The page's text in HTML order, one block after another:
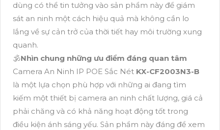
dùng có thể tin tưởng vào sản phẩm này để giám
sát an ninh một cách hiệu quả mà không cần lo
lắng về sự cản trở của thời tiết hay môi trường xung
quanh.
🕉️Nhìn chung những ưu điểm đáng quan tâm
Camera An Ninh IP POE Sắc Nét KX-CF2003N3-B
là một lựa chọn phù hợp với những ai đang tìm
kiếm một thiết bị camera an ninh chất lượng, giá cả
phải chăng và có khả năng hoạt động tốt trong
điều kiện ánh sáng yếu. Sản phẩm này đáng để xem